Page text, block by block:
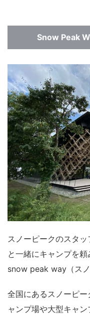
Snow Peak
スノーピークのスタ
と一緒にキャンプを
snow peak way（スノ
全国にあるスノーピ
ャンプ場や大型キャン